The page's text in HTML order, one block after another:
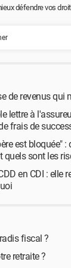
défendre vos
de revenus qui
lettre à
frais de
est bloquée" :
quels sont les
en CDI : elle
fiscal ?
retraite ?